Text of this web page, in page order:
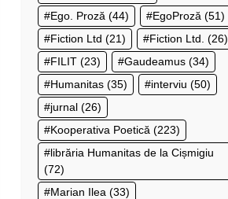
Ego. Proză (44) EgoProză (51)
Fiction Ltd (21) Fiction Ltd. (26)
FILIT (23) Gaudeamus (34)
Humanitas (35) interviu (50)
jurnal (26)
Kooperativa Poetică (223)
librăria Humanitas de la Cișmigiu
(72)
Marian Ilea (33)